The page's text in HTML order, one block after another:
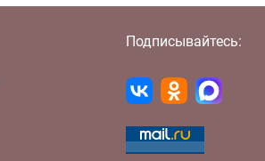
Подписывайтесь: